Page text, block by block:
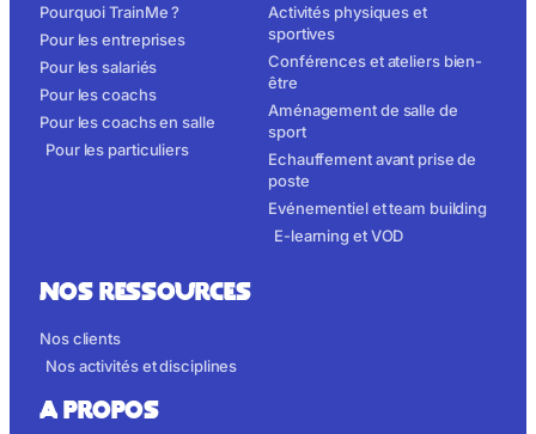
Pourquoi TrainMe ?
Pour les entreprises
Pour les salariés
Pour les coachs
Pour les coachs en salle
Pour les particuliers
Activités physiques et
sportives
Conférences et ateliers bien-
être
Aménagement de salle de
sport
Echauffement avant prise de
poste
Evénementiel et team building
E-learning et VOD
NOS RESSOURCES
Nos clients
Nos activités et disciplines
A propos